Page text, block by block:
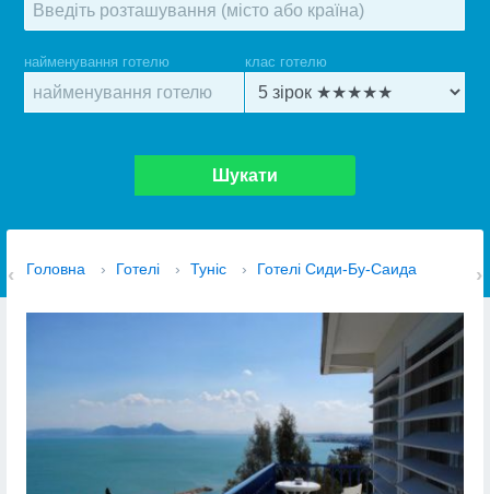
найменування готелю клас готелю
Шукати
Головна › Готелі › Туніс › Готелі Сиди-Бу-Саида